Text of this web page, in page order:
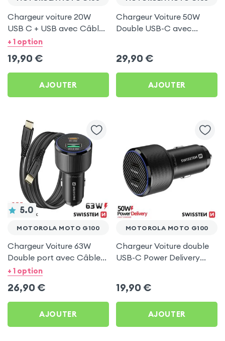
Chargeur voiture 20W
USB C + USB avec Câble
type C Swissten pour
+ 1 option
19,90 €
AJOUTER
Chargeur Voiture 50W
Double USB-C avec
29,90 €
AJOUTER
5.0
MOTOROLA MOTO G100
Chargeur Voiture 63W
Double port avec Câble
USB C 1m pour Motorola
+ 1 option
26,90 €
AJOUTER
MOTOROLA MOTO G100
Chargeur Voiture double
USB-C Power Delivery
19,90 €
AJOUTER